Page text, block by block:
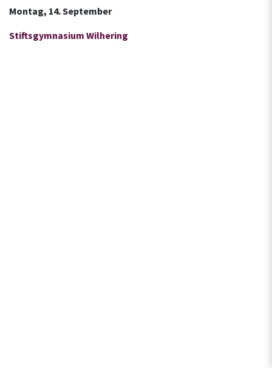
Montag, 14. September
Stiftsgymnasium Wilhering